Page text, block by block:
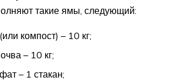
такие ямы, следующий:
компост) – 10 кг;
– 10 кг;
– 1 стакан;